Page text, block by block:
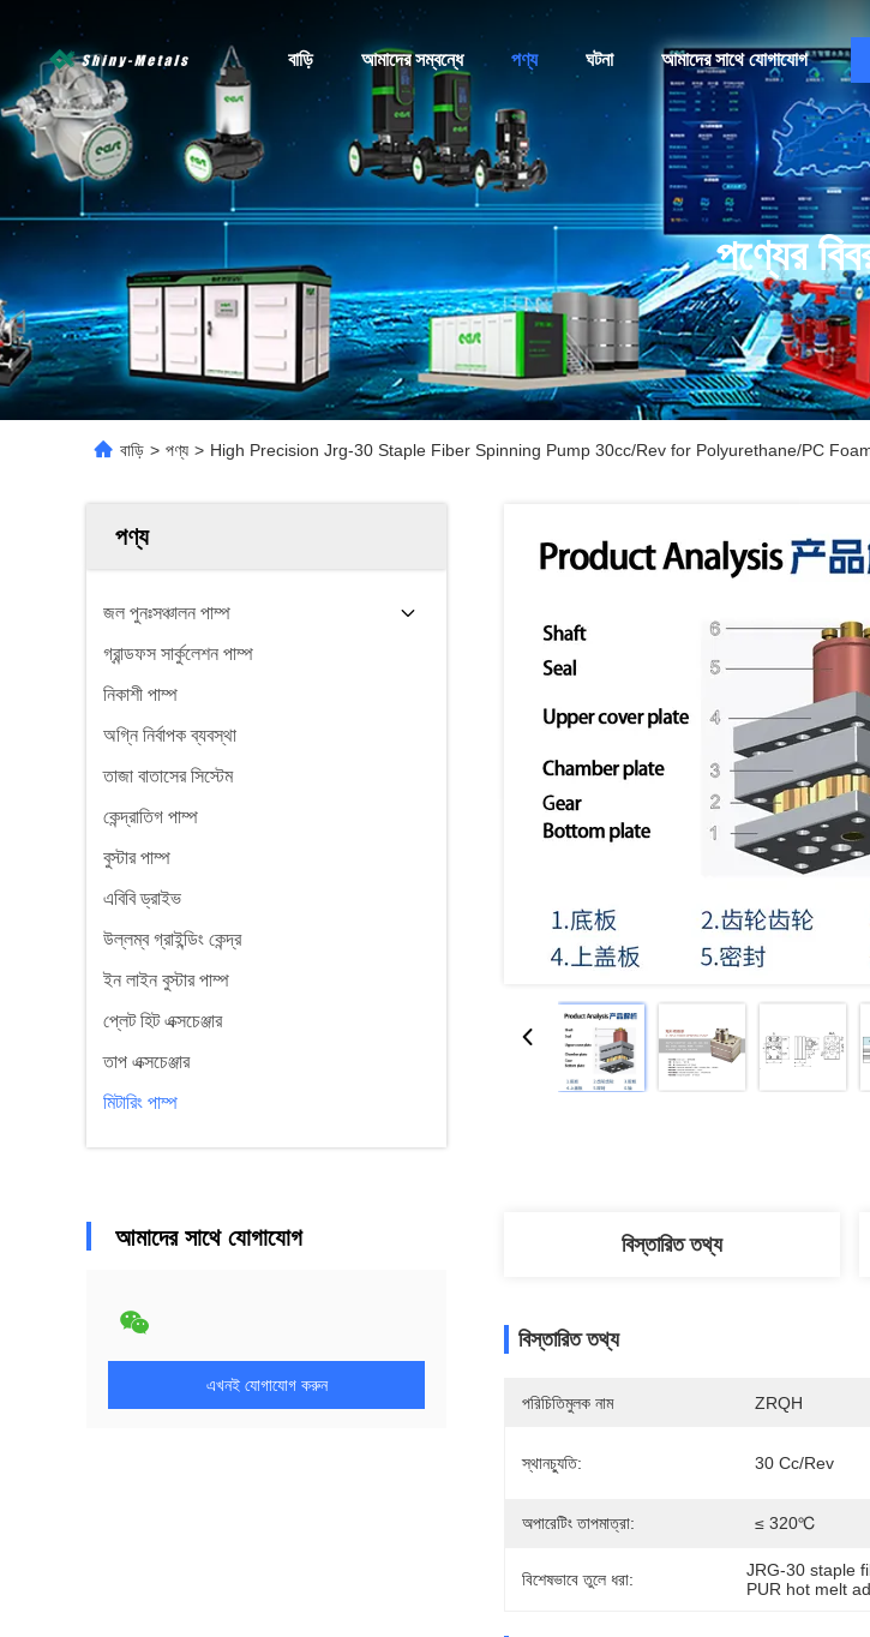
বাড়ি আমাদের সম্বন্ধে পণ্য ঘটনা আমাদের সাথে যোগাযোগ
পণ্যের
বাড়ি > পণ্য > High Precision Jrg-30 Staple Fiber Spinning Pump 30cc/Rev for Polyurethane/PC
পণ্য
জল পুনঃসঞ্চালন পাম্প
গ্রান্ডফস সার্কুলেশন পাম্প
নিকাশী পাম্প
অগ্নি নির্বাপক ব্যবস্থা
তাজা বাতাসের সিস্টেম
কেন্দ্রাতিগ পাম্প
বুস্টার পাম্প
এবিবি ড্রাইভ
উল্লম্ব গ্রাইন্ডিং কেন্দ্র
ইন লাইন বুস্টার পাম্প
প্লেট হিট এক্সচেঞ্জার
তাপ এক্সচেঞ্জার
মিটারিং পাম্প
আমাদের সাথে যোগাযোগ
এখনই যোগাযোগ করুন
বিস্তারিত তথ্য
বিস্তারিত তথ্য
পরিচিতিমুলক নাম ZRQH
স্থানচ্যুতি: 30 Cc/Rev
অপারেটিং তাপমাত্রা: ≤ 320℃
বিশেষভাবে তুলে ধরা: JRG-30 staple
PUR hot melt